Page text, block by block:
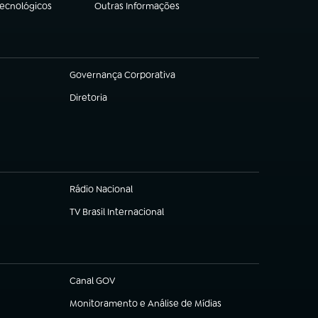
Outras Informações
(abre em nova aba)
Governança Corporativa
(abre em nova aba)
Diretoria
(abre em nova aba)
Rádio Nacional
TV Brasil Internacional
(abre em nova aba)
Canal GOV
(abre em nova aba)
Monitoramento e Análise de Mídias
(abre em nova aba)